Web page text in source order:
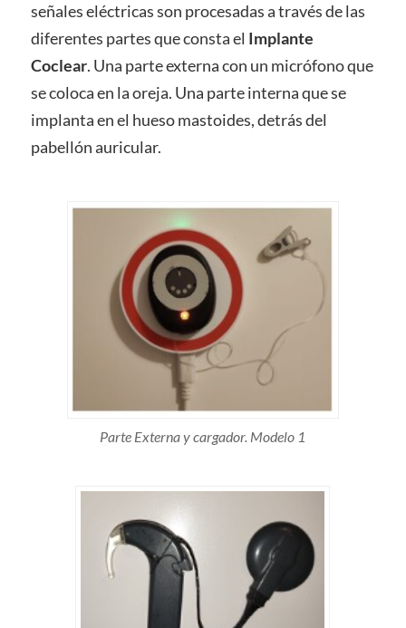
señales eléctricas son procesadas a través de las
diferentes partes que consta el Implante
Coclear. Una parte externa con un micrófono que
se coloca en la oreja. Una parte interna que se
implanta en el hueso mastoides, detrás del
pabellón auricular.
Parte Externa y cargador. Modelo 1